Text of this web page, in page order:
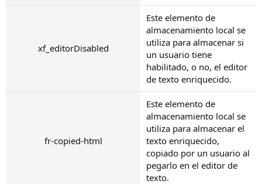
xf_editorDisabled
Este elemento de
almacenamiento local se
utiliza para almacenar si
un usuario tiene
habilitado, o no, el editor
de texto enriquecido.
fr-copied-html
Este elemento de
almacenamiento local se
utiliza para almacenar el
texto enriquecido,
copiado por un usuario al
pegarlo en el editor de
texto.